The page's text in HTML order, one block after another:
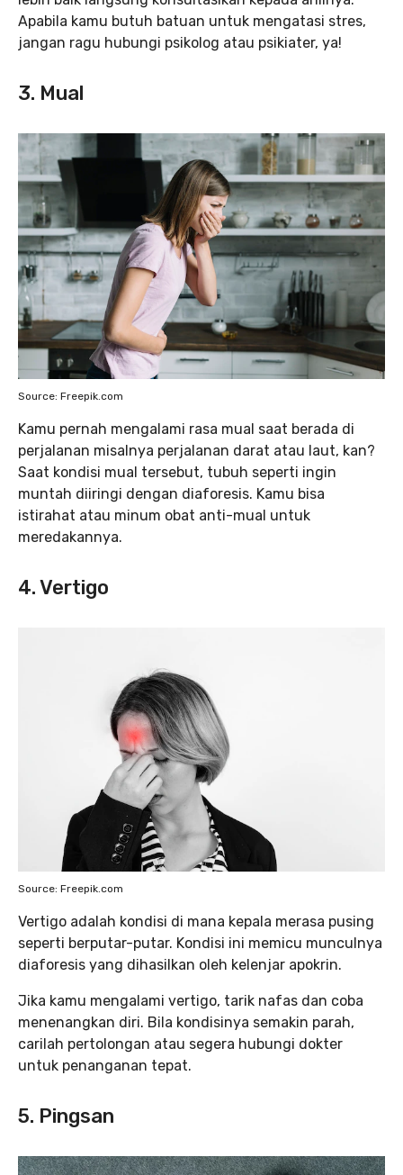
Apabila kamu butuh batuan untuk mengatasi stres,
jangan ragu hubungi psikolog atau psikiater, ya!
3. Mual
Source: Freepik.com
Kamu pernah mengalami rasa mual saat berada di
perjalanan misalnya perjalanan darat atau laut, kan?
Saat kondisi mual tersebut, tubuh seperti ingin
muntah diiringi dengan diaforesis. Kamu bisa
istirahat atau minum obat anti-mual untuk
meredakannya.
4. Vertigo
Source: Freepik.com
Vertigo adalah kondisi di mana kepala merasa pusing
seperti berputar-putar. Kondisi ini memicu munculnya
diaforesis yang dihasilkan oleh kelenjar apokrin.
Jika kamu mengalami vertigo, tarik nafas dan coba
menenangkan diri. Bila kondisinya semakin parah,
carilah pertolongan atau segera hubungi dokter
untuk penanganan tepat.
5. Pingsan